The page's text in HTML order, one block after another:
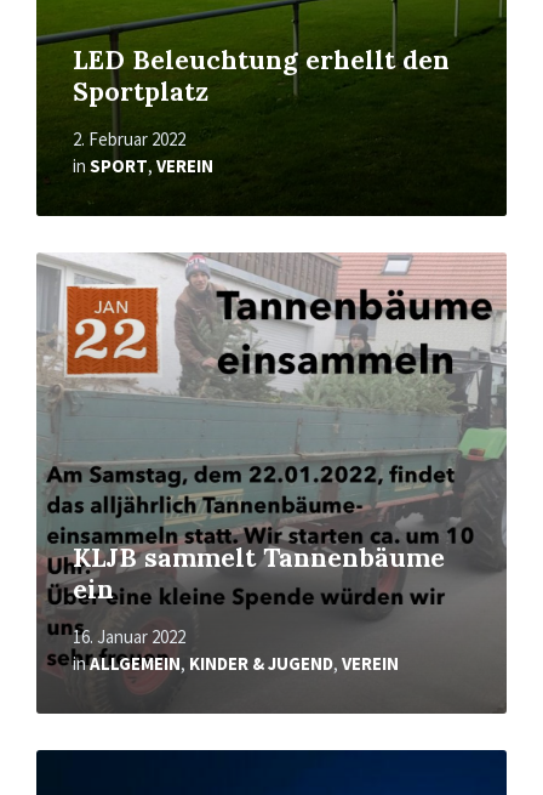
LED Beleuchtung erhellt den
Sportplatz
2. Februar 2022
in SPORT, VEREIN
KLJB sammelt Tannenbäume
ein
16. Januar 2022
inALLGEMEIN, KINDER & JUGEND, VEREIN
Mehr
erfahren
Mehr